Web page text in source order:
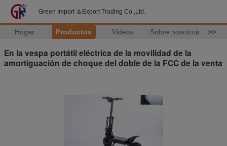
Green Import ＆Export Trading Co.,Ltd.
Hogar Productos Videos Sobre nosotros >>
En la vespa portátil eléctrica de la movilidad de la
amortiguación de choque del doble de la FCC de la venta